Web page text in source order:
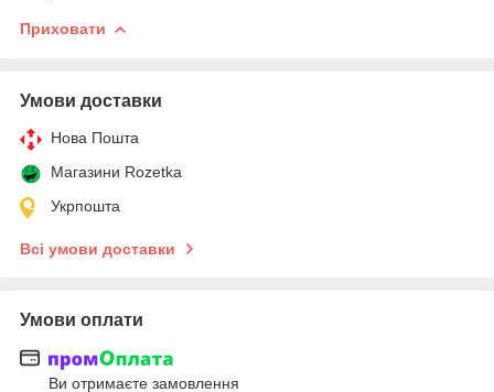
Приховати
Умови доставки
Нова Пошта
Магазини Rozetka
Укрпошта
Всі умови доставки
Умови оплати
Ви отримаєте замовлення